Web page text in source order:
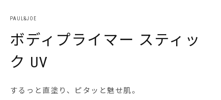
PAUL&JOE
ボディプライマー スティッ
ク UV
するっと直塗り、ピタッと魅せ肌。